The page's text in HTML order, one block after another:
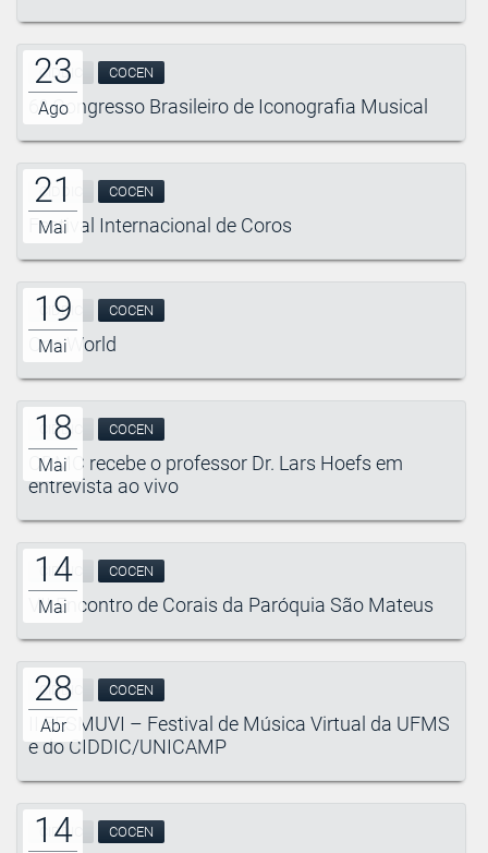
23
Ago
CIDDIC COCEN
6º Congresso Brasileiro de Iconografia Musical
21
Mai
CIDDIC COCEN
Festival Internacional de Coros
19
Mai
CIDDIC COCEN
One World
18
Mai
CIDDIC COCEN
CDMC recebe o professor Dr. Lars Hoefs em
entrevista ao vivo
14
Mai
CIDDIC COCEN
VII Encontro de Corais da Paróquia São Mateus
28
Abr
CIDDIC COCEN
II FESMUVI – Festival de Música Virtual da UFMS
e do CIDDIC/UNICAMP
14
CIDDIC COCEN